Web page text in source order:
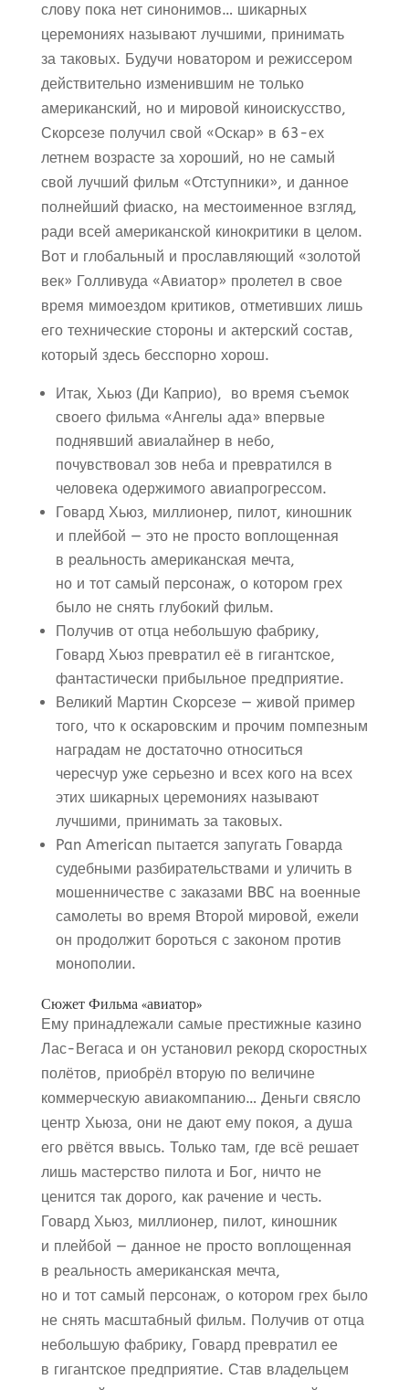
слову пока нет синонимов… шикарных
церемониях называют лучшими, принимать
за таковых. Будучи новатором и режиссером
действительно изменившим не только
американский, но и мировой киноискусство,
Скорсезе получил свой «Оскар» в 63-ех
летнем возрасте за хороший, но не самый
свой лучший фильм «Отступники», и данное
полнейший фиаско, на местоименное взгляд,
ради всей американской кинокритики в целом.
Вот и глобальный и прославляющий «золотой
век» Голливуда «Авиатор» пролетел в свое
время мимоездом критиков, отметивших лишь
его технические стороны и актерский состав,
который здесь бесспорно хорош.
Итак, Хьюз (Ди Каприо), во время съемок
своего фильма «Ангелы ада» впервые
поднявший авиалайнер в небо,
почувствовал зов неба и превратился в
человека одержимого авиапрогрессом.
Говард Хьюз, миллионер, пилот, киношник
и плейбой — это не просто воплощенная
в реальность американская мечта,
но и тот самый персонаж, о котором грех
было не снять глубокий фильм.
Получив от отца небольшую фабрику,
Говард Хьюз превратил её в гигантское,
фантастически прибыльное предприятие.
Великий Мартин Скорсезе — живой пример
того, что к оскаровским и прочим помпезным
наградам не достаточно относиться
чересчур уже серьезно и всех кого на всех
этих шикарных церемониях называют
лучшими, принимать за таковых.
Pan American пытается запугать Говарда
судебными разбирательствами и уличить в
мошенничестве с заказами BBC на военные
самолеты во время Второй мировой, ежели
он продолжит бороться с законом против
монополии.
Сюжет Фильма «авиатор»
Ему принадлежали самые престижные казино
Лас-Вегаса и он установил рекорд скоростных
полётов, приобрёл вторую по величине
коммерческую авиакомпанию… Деньги свясло
центр Хьюза, они не дают ему покоя, а душа
его рвётся ввысь. Только там, где всё решает
лишь мастерство пилота и Бог, ничто не
ценится так дорого, как рачение и честь.
Говард Хьюз, миллионер, пилот, киношник
и плейбой — данное не просто воплощенная
в реальность американская мечта,
но и тот самый персонаж, о котором грех было
не снять масштабный фильм. Получив от отца
небольшую фабрику, Говард превратил ее
в гигантское предприятие. Став владельцем